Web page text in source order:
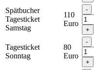
Spätbucher
Tagesticket
Samstag
110
Euro
Tagesticket
Sonntag
80
Euro